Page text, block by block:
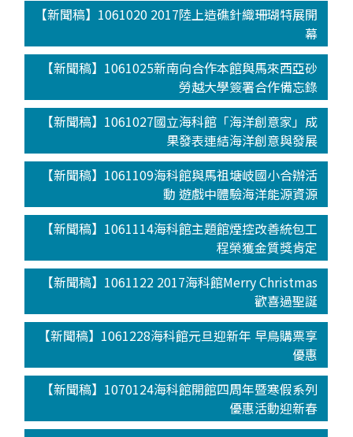
【新聞稿】1061020 2017陸上造礁針織珊瑚特展開
幕
【新聞稿】1061025新南向合作本館與馬來西亞砂
勞越大學簽署合作備忘錄
【新聞稿】1061027國立海科館「海洋創意家」成
果發表連結海洋創意與發展
【新聞稿】1061109海科館與馬祖塘岐國小合辦活
動 遊戲中體驗海洋能源資源
【新聞稿】1061114海科館主題館煙控改善統包工
程榮獲金質獎肯定
【新聞稿】1061122 2017海科館Merry Christmas
歡喜過聖誕
【新聞稿】1061228海科館元旦迎新年 早鳥購票享
優惠
【新聞稿】1070124海科館開館四周年暨寒假系列
優惠活動迎新春